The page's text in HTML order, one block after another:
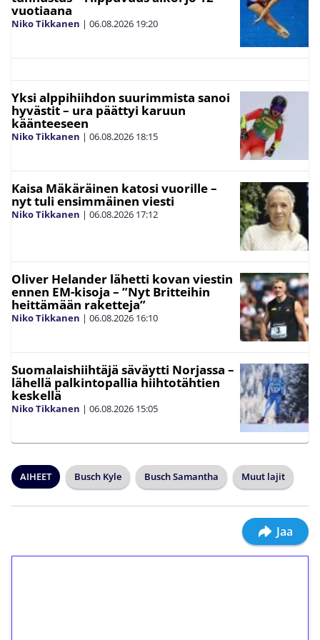
vuotiaana
Niko Tikkanen | 06.08.2026 19:20
Yksi alppihiihdon suurimmista sanoi
hyvästit – ura päättyi karuun
käänteeseen
Niko Tikkanen | 06.08.2026 18:15
Kaisa Mäkäräinen katosi vuorille –
nyt tuli ensimmäinen viesti
Niko Tikkanen | 06.08.2026 17:12
Oliver Helander lähetti kovan viestin
ennen EM-kisoja – ”Nyt Britteihin
heittämään raketteja”
Niko Tikkanen | 06.08.2026 16:10
Suomalaishiihtäjä säväytti Norjassa –
lähellä palkintopallia hiihtotähtien
keskellä
Niko Tikkanen | 06.08.2026 15:05
AIHEET Busch Kyle Busch Samantha Muut lajit
Jaa